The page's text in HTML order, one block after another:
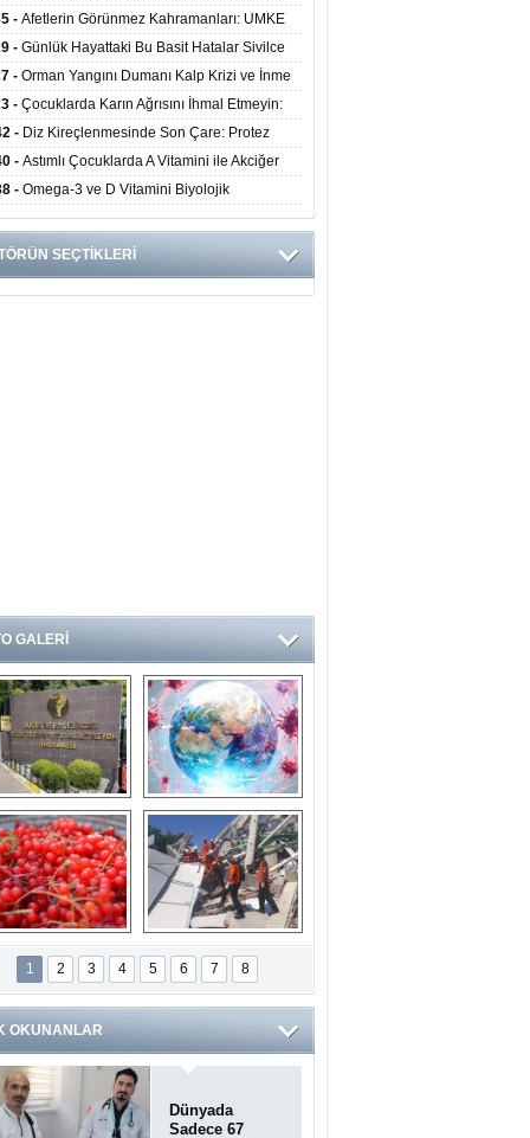
- Afetlerin Görünmez Kahramanları: UMKE
Görev Başında
- Günlük Hayattaki Bu Basit Hatalar Sivilce
Tetikliyor
- Orman Yangını Dumanı Kalp Krizi ve İnme
Artırıyor
- Çocuklarda Karın Ağrısını İhmal Etmeyin:
Habercisi Olabilir
- Diz Kireçlenmesinde Son Çare: Protez
İle Yaşam Kalitesi Artıyor
- Astımlı Çocuklarda A Vitamini ile Akciğer
Arasında Bağlantı Bulundu
- Omega-3 ve D Vitamini Biyolojik
Yavaşlatabilir
SEÇTİKLERİ
GALERİ
burası da bir
devlet hastanesi
14 soruda
Koronavirüs
hakkında kendinizi
test edin...
meyvesi
koruyor
Endonezya’daki
deprem: Ölü sayısı
bin 203'e yükseldi
1 2 3 4 5 6 7 8
OKUNANLAR
Dünyada
Sadece 67